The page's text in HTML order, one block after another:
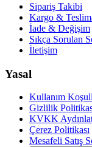
Sipariş Takibi
Kargo &
İade & Değişim
Sıkça Sorulan
İletişim
Yasal
Kullanım
Gizlilik
KVKK
Çerez Politikası
Mesafeli Satış